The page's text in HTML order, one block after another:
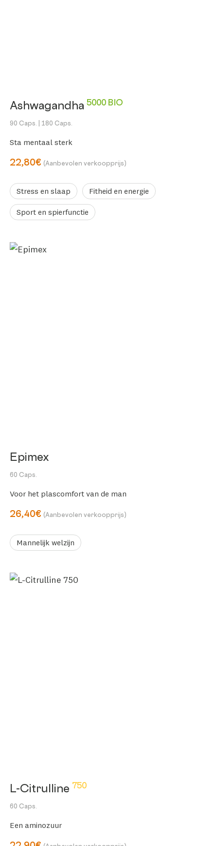
Ashwagandha 5000 BIO
90 Caps. | 180 Caps.
Sta mentaal sterk
22,80€ (Aanbevolen verkoopprijs)
Stress en slaap Fitheid en energie
Sport en spierfunctie
Epimex
60 Caps.
Voor het plascomfort van de man
26,40€ (Aanbevolen verkoopprijs)
Mannelijk welzijn
L-Citrulline 750
60 Caps.
Een aminozuur